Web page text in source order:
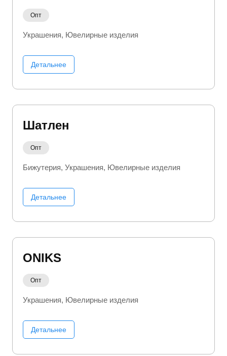
Опт
Украшения Ювелирные изделия
Детальнее
Шатлен
Опт
Бижутерия Украшения Ювелирные изделия
Детальнее
ONIKS
Опт
Украшения Ювелирные изделия
Детальнее